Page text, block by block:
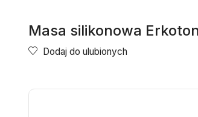
Masa silikonowa
Dodaj do ulubionych